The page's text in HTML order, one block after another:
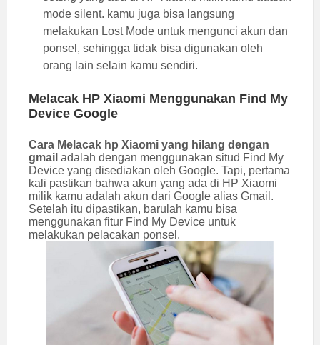
mode silent. kamu juga bisa langsung
melakukan Lost Mode untuk mengunci akun dan
ponsel, sehingga tidak bisa digunakan oleh
orang lain selain kamu sendiri.
Melacak HP Xiaomi Menggunakan Find My
Device Google
Cara Melacak hp Xiaomi yang hilang dengan
gmail adalah dengan menggunakan situd Find My
Device yang disediakan oleh Google. Tapi, pertama
kali pastikan bahwa akun yang ada di HP Xiaomi
milik kamu adalah akun dari Google alias Gmail.
Setelah itu dipastikan, barulah kamu bisa
menggunakan fitur Find My Device untuk
melakukan pelacakan ponsel.